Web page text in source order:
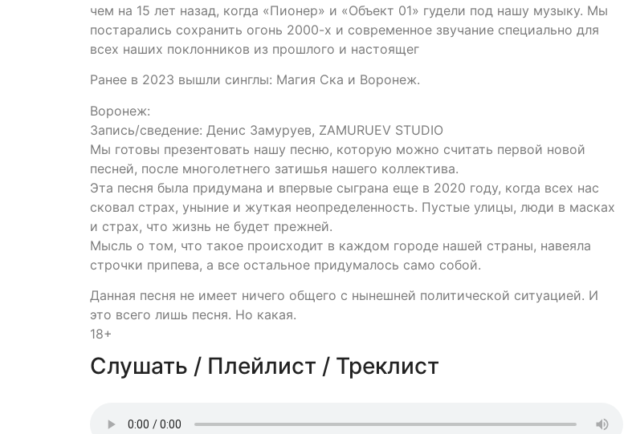
чем на 15 лет назад, когда «Пионер» и «Объект 01» гудели под нашу музыку. Мы
постарались сохранить огонь 2000-х и современное звучание специально для
всех наших поклонников из прошлого и настоящег
Ранее в 2023 вышли синглы: Магия Ска и Воронеж.
Воронеж:
Запись/сведение: Денис Замуруев, ZAMURUEV STUDIO
Мы готовы презентовать нашу песню, которую можно считать первой новой
песней, после многолетнего затишья нашего коллектива.
Эта песня была придумана и впервые сыграна еще в 2020 году, когда всех нас
сковал страх, уныние и жуткая неопределенность. Пустые улицы, люди в масках
и страх, что жизнь не будет прежней.
Мысль о том, что такое происходит в каждом городе нашей страны, навеяла
строчки припева, а все остальное придумалось само собой.
Данная песня не имеет ничего общего с нынешней политической ситуацией. И
это всего лишь песня. Но какая.
18+
Слушать / Плейлист / Треклист